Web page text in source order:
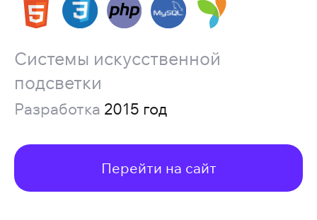
Системы искусственной
подсветки
Разработка 2015 год
Перейти на сайт